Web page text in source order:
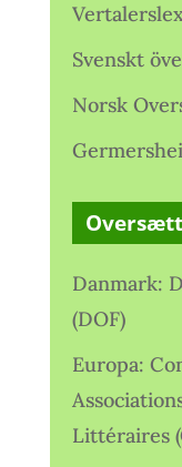
Svenskt
Norsk
Danmark:
(DOF)
Europa:
Littéraires